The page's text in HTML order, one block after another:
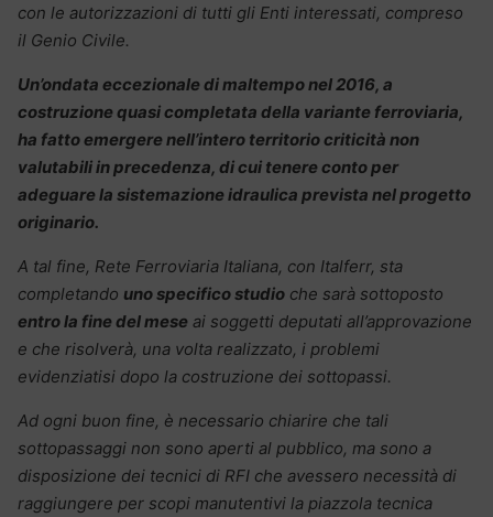
con le autorizzazioni di tutti gli Enti interessati, compreso
il Genio Civile.
Un’ondata eccezionale di maltempo nel 2016, a
costruzione quasi completata della variante ferroviaria,
ha fatto emergere nell’intero territorio criticità non
valutabili in precedenza, di cui tenere conto per
adeguare la sistemazione idraulica prevista nel progetto
originario.
A tal fine, Rete Ferroviaria Italiana, con Italferr, sta
completando uno specifico studio che sarà sottoposto
entro la fine del mese ai soggetti deputati all’approvazione
e che risolverà, una volta realizzato, i problemi
evidenziatisi dopo la costruzione dei sottopassi.
Ad ogni buon fine, è necessario chiarire che tali
sottopassaggi non sono aperti al pubblico, ma sono a
disposizione dei tecnici di RFI che avessero necessità di
raggiungere per scopi manutentivi la piazzola tecnica